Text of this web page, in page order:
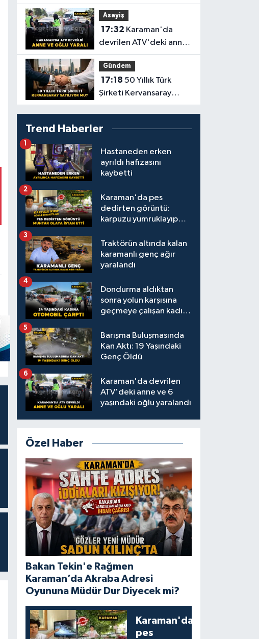
Akraba Adresi Oyununa
Müdür Dur Diyecek mi?
Asayiş
17:32
devrilen ATV'deki anne
ve 6 yaşındaki oğlu
yaralandı
Gündem
17:18
Şirketi Kervansaray
Satılıyor mu?
Trend Haberler
Hastaneden erken
ayrıldı hafızasını
kaybetti
1
Karaman'da pes
dedirten görüntü:
karpuzu yumruklayıp
kamelyada bıraktılar
2
Traktörün altında kalan
karamanlı genç ağır
yaralandı
3
Dondurma aldıktan
sonra yolun karşısına
geçmeye çalışan kadına
4
Barışma Buluşmasında
Kan Aktı: 19 Yaşındaki
Genç Öldü
5
Karaman'da devrilen
ATV'deki anne ve 6
yaşındaki oğlu yaralandı
6
Özel Haber
Bakan Tekin'e Rağmen
Karaman’da Akraba Adresi
Oyununa Müdür Dur Diyecek mi?
Karaman'da
pes